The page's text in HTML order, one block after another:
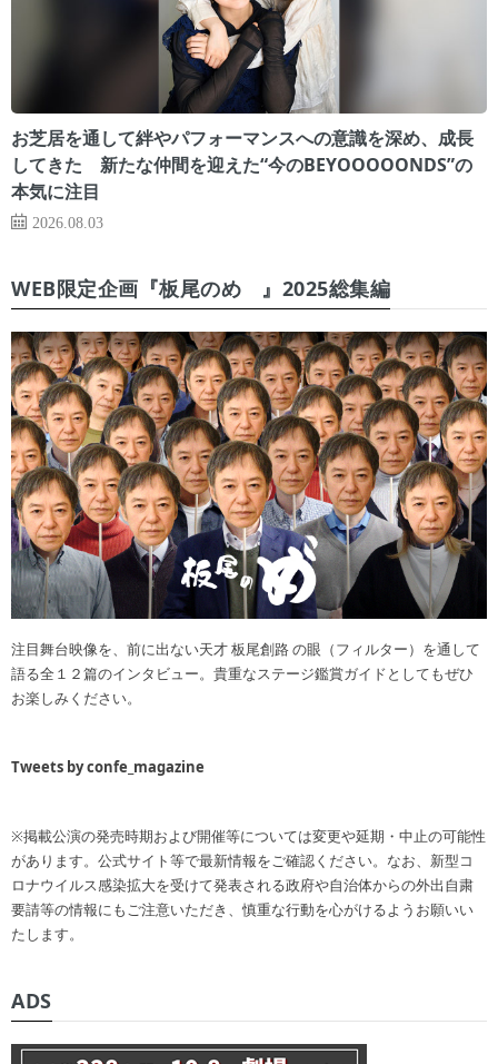
お芝居を通して絆やパフォーマンスへの意識を深め、成長
してきた 新たな仲間を迎えた“今のBEYOOOOONDS”の
本気に注目
2026.08.03
WEB限定企画『板尾のめ゙』2025総集編
注目舞台映像を、前に出ない天才 板尾創路 の眼（フィルター）を通して
語る全１２篇のインタビュー。貴重なステージ鑑賞ガイドとしてもぜひ
お楽しみください。
Tweets by confe_magazine
※掲載公演の発売時期および開催等については変更や延期・中止の可能性
があります。公式サイト等で最新情報をご確認ください。なお、新型コ
ロナウイルス感染拡大を受けて発表される政府や自治体からの外出自粛
要請等の情報にもご注意いただき、慎重な行動を心がけるようお願いい
たします。
ADS